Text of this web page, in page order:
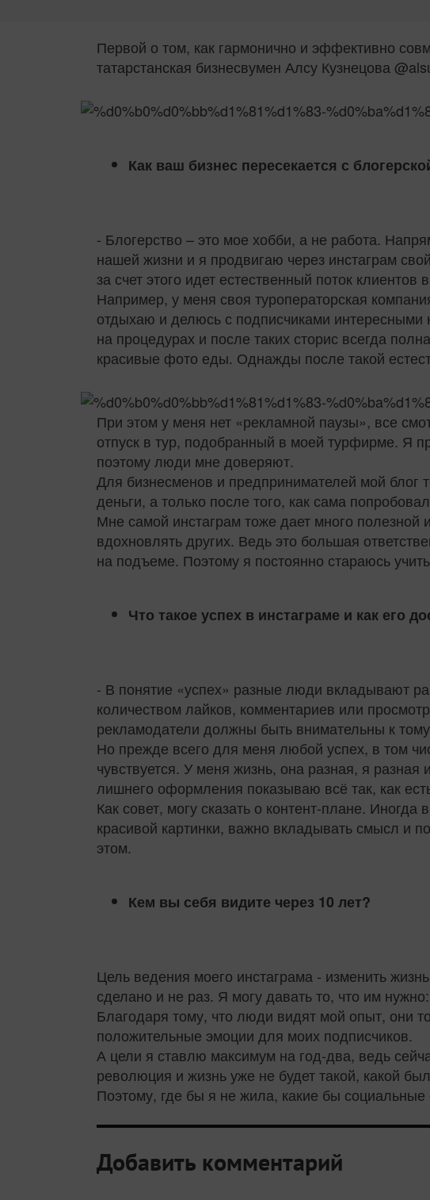
Первой о том, как гармонично и эффективно
татарстанская бизнесвумен Алсу Кузнецова
Как ваш бизнес пересекается с
- Блогерство – это мое хобби, а не работа.
нашей жизни и я продвигаю через инстаграм
за счет этого идет естественный поток клиентов
Например, у меня своя туроператорская
отдыхаю и делюсь с подписчиками
на процедурах и после таких сторис всегда
красивые фото еды. Однажды после такой
При этом у меня нет «рекламной паузы», все
отпуск в тур, подобранный в моей турфирме. Я
поэтому люди мне доверяют.
Для бизнесменов и предпринимателей мой блог
деньги, а только после того, как сама
Мне самой инстаграм тоже дает много
вдохновлять других. Ведь это большая
на подъеме. Поэтому я постоянно стараюсь
Что такое успех в инстаграме и как его
- В понятие «успех» разные люди вкладывают
количеством лайков, комментариев или
рекламодатели должны быть внимательны к
Но прежде всего для меня любой успех, в том
чувствуется. У меня жизнь, она разная, я
лишнего оформления показываю всё так, как
Как совет, могу сказать о контент-плане.
красивой картинки, важно вкладывать смысл и
этом.
Кем вы себя видите через 10 лет?
Цель ведения моего инстаграма - изменить
сделано и не раз. Я могу давать то, что им
Благодаря тому, что люди видят мой опыт, они
положительные эмоции для моих подписчиков.
А цели я ставлю максимум на год-два, ведь
революция и жизнь уже не будет такой, какой
Поэтому, где бы я не жила, какие бы
Добавить комментарий